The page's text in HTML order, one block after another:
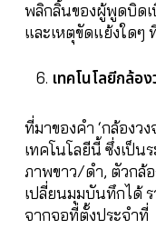
พลิกลิ้นของผู้พูดบิด
และเหตุขัดแย้งใดๆ
เทคโนโลยีกล้อ
ที่มาของคำ ‘กล้องว
เทคโนโลยีนี้ ซึ่งเป็น
ภาพขาว/ดำ, ตัวกล้อ
เปลี่ยนมุมบันทึกได้
จากจอที่ตั้งประจำที่